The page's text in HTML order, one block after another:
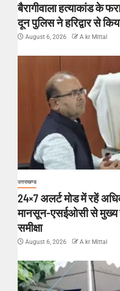
बैरागीवाला हत्याकांड के
दून पुलिस ने हरिद्वार से
August 6, 2026 A kr Mittal
उत्तराखण्ड
24×7 अलर्ट मोड में रहें
मानसून-एसईओसी से मुख्य
समीक्षा
August 6, 2026 A kr Mittal